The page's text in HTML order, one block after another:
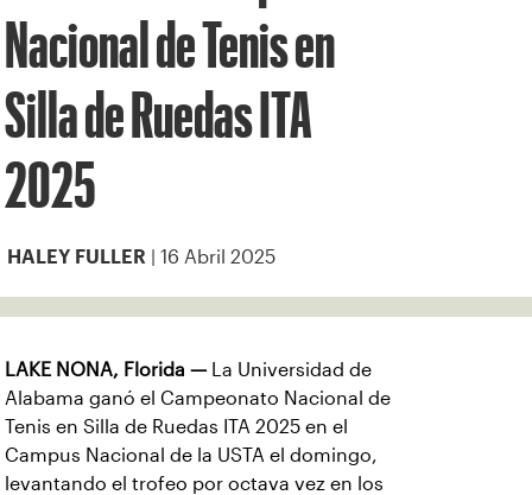
Nacional de Tenis en
Silla de Ruedas ITA
2025
HALEY FULLER | 16 Abril 2025
LAKE NONA, Florida —La Universidad de
Alabama ganó el Campeonato Nacional de
Tenis en Silla de Ruedas ITA 2025 en el
Campus Nacional de la USTA el domingo,
levantando el trofeo por octava vez en los